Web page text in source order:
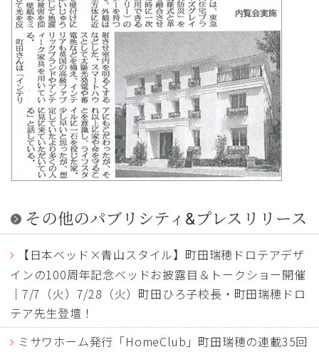
その他のパブリシティ&プレスリリース
【日本ベッド×青山スタイル】町田瑞穂ドロテアデザ
インの100周年記念ベッドお披露目＆トークショー開催
｜7/7（火）7/28（火）町田ひろ子校長・町田瑞穂ドロ
テア先生登壇！
ミサワホーム発行「HomeClub」町田瑞穂の連載35回